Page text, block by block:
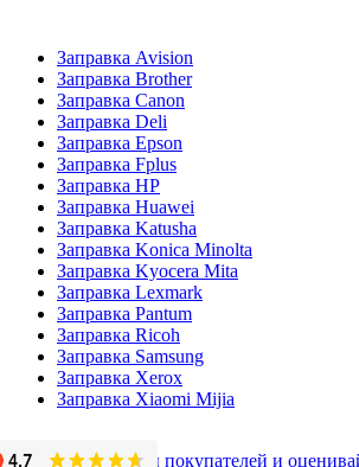
Заправка Avision
Заправка Brother
Заправка Canon
Заправка Deli
Заправка Epson
Заправка Fplus
Заправка HP
Заправка Huawei
Заправка Katusha
Заправка Konica Minolta
Заправка Kyocera Mita
Заправка Lexmark
Заправка Pantum
Заправка Ricoh
Заправка Samsung
Заправка Xerox
Заправка Xiaomi Mijia